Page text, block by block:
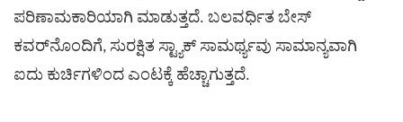
ಪರಿಣಾಮಕಾರಿಯಾಗಿ ಮಾಡುತ್ತದೆ. ಬಲವರ್ಧಿತ ಬೇಸ್
ಕವರ್‌ನೊಂದಿಗೆ, ಸುರಕ್ಷಿತ ಸ್ಟ್ಯಾಕ್ ಸಾಮರ್ಥ್ಯವು ಸಾಮಾನ್ಯವಾಗಿ
ಐದು ಕುರ್ಚಿಗಳಿಂದ ಎಂಟಕ್ಕೆ ಹೆಚ್ಚಾಗುತ್ತದೆ.